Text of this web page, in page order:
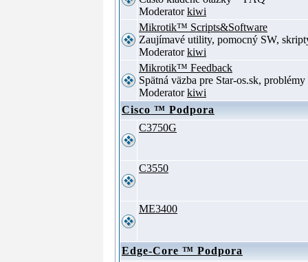
Moderatorkiwi
Mikrotik™ Scripts&Software
Zaujímavé utility, pomocný SW,
Moderatorkiwi
Mikrotik™ Feedback
Spätná väzba pre Star-os.sk,
Moderatorkiwi
Cisco ™ Podpora
C3750G
C3550
ME3400
Edge-Core ™ Podpora